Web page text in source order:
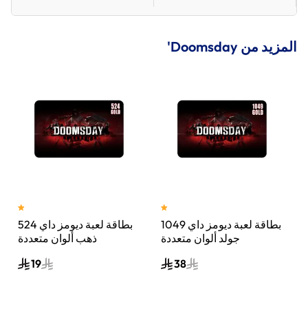
المزيد من Doomsday'
بطاقة لعبة ديومز داي 524
ذهب ألوان متعددة
19
بطاقة لعبة ديومز داي 1049
جولد ألوان متعددة
38